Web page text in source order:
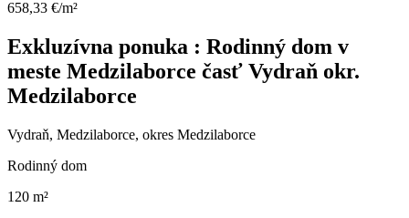
658,33 €/m²
Exkluzívna ponuka : Rodinný dom v
meste Medzilaborce časť Vydraň okr.
Medzilaborce
Vydraň, Medzilaborce, okres Medzilaborce
Rodinný dom
120 m²